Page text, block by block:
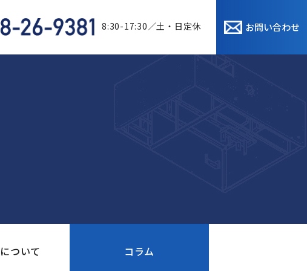
8:30-17:30／土・日定休 お問い合わせ
について コラム